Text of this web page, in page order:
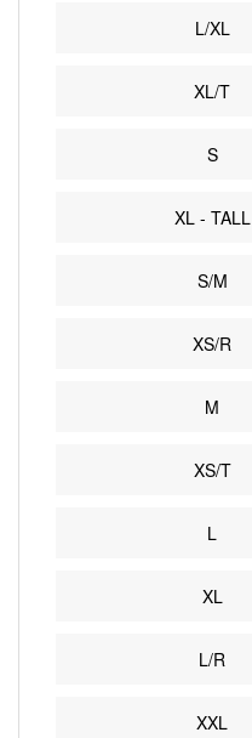
L/XL
XL/T
S
XL - TALL
S/M
XS/R
M
XS/T
L
XL
L/R
XXL